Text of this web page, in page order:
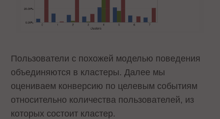
Пользователи с похожей моделью поведения
объединяются в кластеры. Далее мы
оцениваем конверсию по целевым событиям
относительно количества пользователей, из
которых состоит кластер.